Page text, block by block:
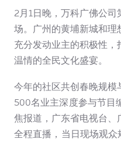
2月1日晚，万科广佛公
场。广州的黄埔新城和理
充分发动业主的积极性
温情的全民文化盛宴。
今年的社区共创春晚规模
500名业主深度参与节目
焦报道，广东省电视台、
全程直播，当日现场观